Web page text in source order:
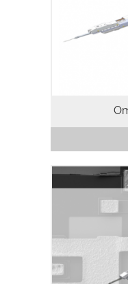
常适合常规
控制意味着您
存在损
OmniProbe
用压电驱动
位。
性能，是高分